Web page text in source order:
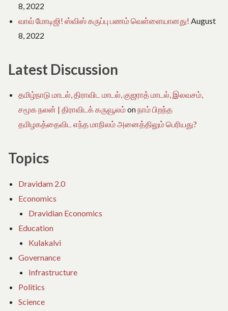
8, 2022
வாவ் மோடிஜி! ஸ்விஸ் கருப்பு பணம் வெள்ளையானது! August
8, 2022
Latest Discussion
தமிழ்நாடு மாடல், திராவிட மாடல், குஜராத் மாடல், இலவசம்,
சமூக நலன் | திராவிடக் கருவூலம்onநாம் பிறந்த
தமிழகத்தைவிட எந்த மாநிலம் அனைத்திலும் பெரியது?
Topics
Dravidam 2.0
Economics
Dravidian Economics
Education
Kulakalvi
Governance
Infrastructure
Politics
Science